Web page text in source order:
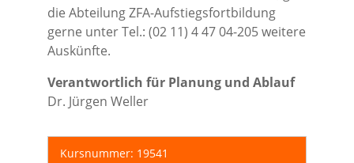
die Abteilung ZFA-Aufstiegsfortbildung
gerne unter Tel.: (02 11) 4 47 04-205 weitere
Auskünfte.
Verantwortlich für Planung und Ablauf
Dr. Jürgen Weller
Kursnummer: 19541